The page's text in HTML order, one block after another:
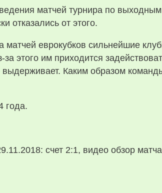
матчей турнира по
отказались от этого.
матчей еврокубков сильнейшие
этого им приходится
выдерживает. Каким образом
года.
счет 2:1, видео обзор матча